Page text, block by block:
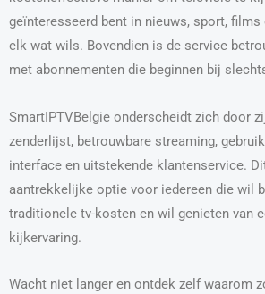
geïnteresseerd bent in nieuws, sport,
elk wat wils. Bovendien is de service
met abonnementen die beginnen bij
SmartIPTVBelgie onderscheidt zich door
zenderlijst, betrouwbare streaming,
interface en uitstekende klantenservice.
aantrekkelijke optie voor iedereen die wil
traditionele tv-kosten en wil genieten van
kijkervaring.
Wacht niet langer en ontdek zelf waarom